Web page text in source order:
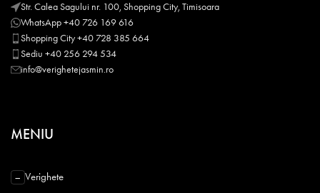
Str. Calea Sagului nr. 100, Shopping City, Timisoara
WhatsApp +40 726 169 616
Shopping City +40 728 385 664
Sediu +40 256 294 534
info@verighetejasmin.ro
MENIU
− Verighete